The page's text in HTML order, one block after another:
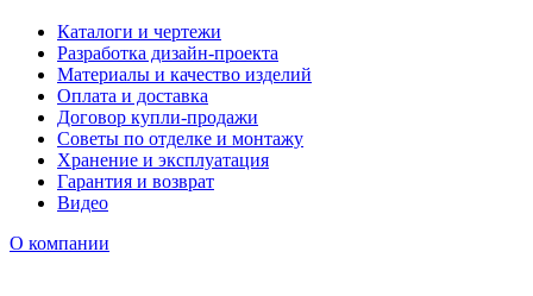
Каталоги и чертежи
Разработка дизайн-проекта
Материалы и качество изделий
Оплата и доставка
Договор купли-продажи
Советы по отделке и монтажу
Хранение и эксплуатация
Гарантия и возврат
Видео
О компании